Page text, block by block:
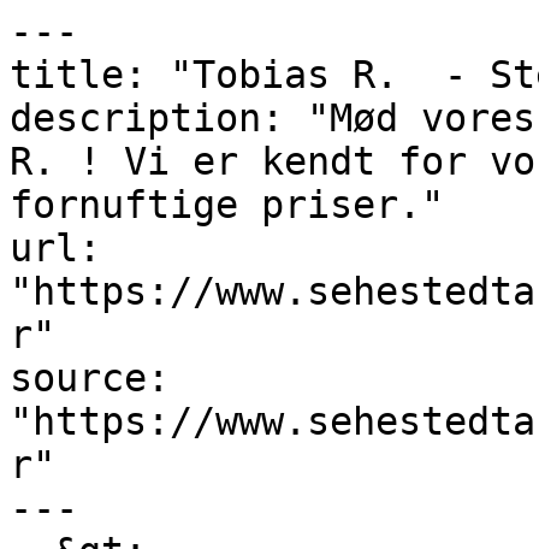
---
title: "Tobias R.  -
description: "Mød
R. ! Vi er kendt for
fornuftige priser."
url:
"https://
r"
source:
"https://
r"
---